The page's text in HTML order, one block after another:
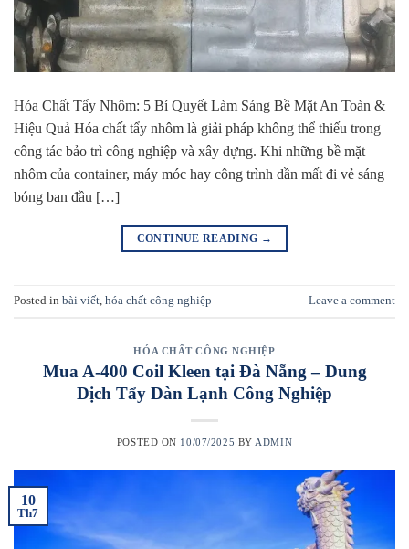
Hóa Chất Tẩy Nhôm: 5 Bí Quyết Làm Sáng Bề Mặt An Toàn &
Hiệu Quả Hóa chất tẩy nhôm là giải pháp không thể thiếu trong
công tác bảo trì công nghiệp và xây dựng. Khi những bề mặt
nhôm của container, máy móc hay công trình dần mất đi vẻ sáng
bóng ban đầu […]
CONTINUE READING →
Posted in bài viết, hóa chất công nghiệp Leave a comment
HÓA CHẤT CÔNG NGHIỆP
Mua A-400 Coil Kleen tại Đà Nẵng – Dung
Dịch Tẩy Dàn Lạnh Công Nghiệp
POSTED ON 10/07/2025 BY ADMIN
10
Th7